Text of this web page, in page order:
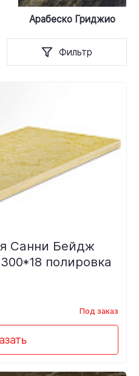
Арабеско Гриджио
Фильтр
Санни Бейдж
полировка
Под заказ